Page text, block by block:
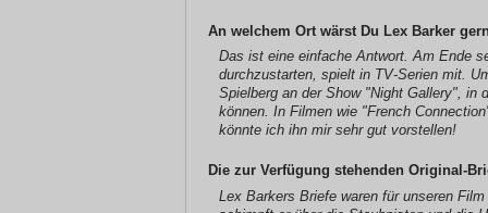
An welchem Ort wärst Du Lex Barker
Das ist eine einfache Antwort. Am Ende
durchzustarten, spielt in TV-Serien mit.
Spielberg an der Show "Night Gallery", in
können. In Filmen wie "French
könnte ich ihn mir sehr gut vorstellen!
Die zur Verfügung stehenden Original-
Lex Barkers Briefe waren für unseren